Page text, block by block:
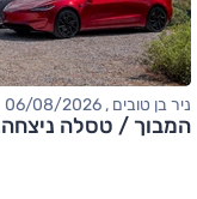
ניר בן טובים , 06/08/2026
המבוך / טסלה